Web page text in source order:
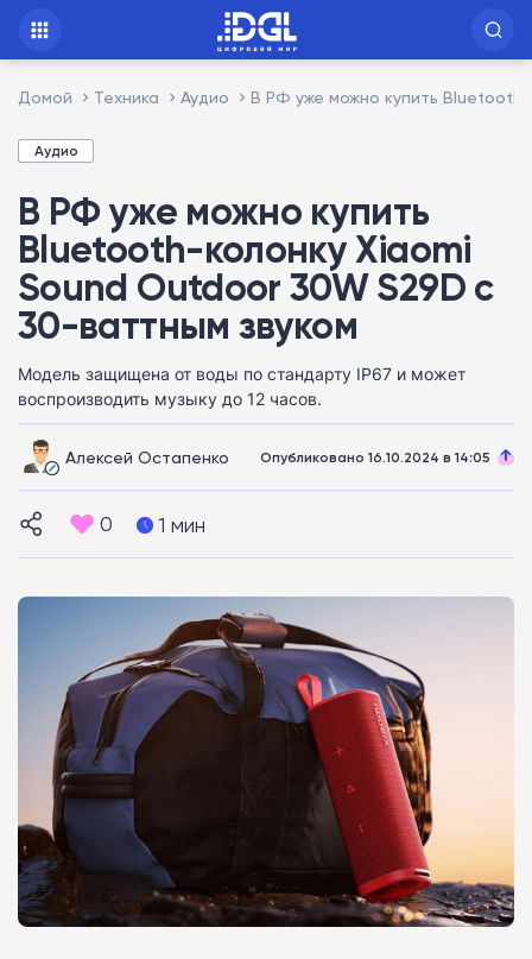
Домой Техника Аудио В РФ уже можно купить
Аудио
В РФ уже можно купить
Bluetooth-колонку Xiaomi
Sound Outdoor 30W S29D с
30-ваттным звуком
Модель защищена от воды по стандарту IP67 и может
воспроизводить музыку до 12 часов.
Алексей Остапенко Опубликовано 16.10.2024 в 14:05
0 1 мин